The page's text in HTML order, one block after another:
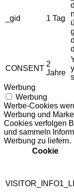
_gid 1 Tag
CONSENT
2
Jahre
Werbung
Werbung
Werbe-Cookies
Werbung und
Cookies verfolgen
und sammeln
Werbung zu liefern.
Cookie